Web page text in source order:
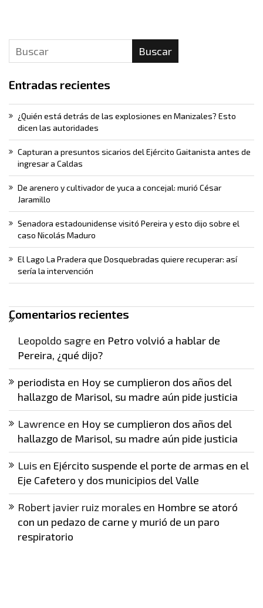
Buscar
Entradas recientes
¿Quién está detrás de las explosiones en Manizales? Esto
dicen las autoridades
Capturan a presuntos sicarios del Ejército Gaitanista antes de
ingresar a Caldas
De arenero y cultivador de yuca a concejal: murió César
Jaramillo
Senadora estadounidense visitó Pereira y esto dijo sobre el
caso Nicolás Maduro
El Lago La Pradera que Dosquebradas quiere recuperar: así
sería la intervención
Comentarios recientes
Leopoldo sagre en Petro volvió a hablar de
Pereira, ¿qué dijo?
periodista en Hoy se cumplieron dos años del
hallazgo de Marisol, su madre aún pide justicia
Lawrence en Hoy se cumplieron dos años del
hallazgo de Marisol, su madre aún pide justicia
Luis en Ejército suspende el porte de armas en el
Eje Cafetero y dos municipios del Valle
Robert javier ruiz morales en Hombre se atoró
con un pedazo de carne y murió de un paro
respiratorio